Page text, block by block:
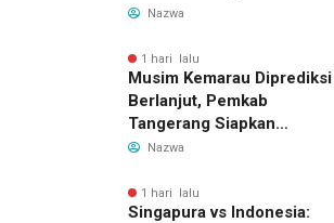
Ditahan, Polda Banten
Pengelolaan Limbah
Nazwa
1 hari lalu
Musim Kemarau Diprediksi
Berlanjut, Pemkab
Tangerang Siapkan
Langkah Antisipasi Krisis
Nazwa
1 hari lalu
Singapura vs Indonesia: